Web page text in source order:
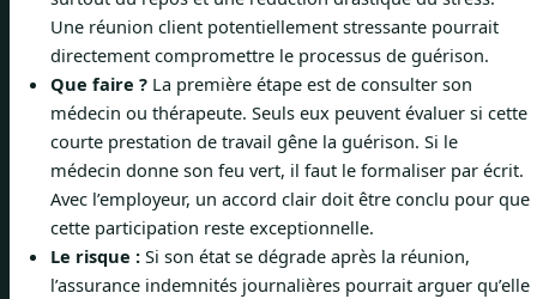
Une réunion client potentiellement stressante pourrait
directement compromettre le processus de guérison.
Que faire ? La première étape est de consulter son
médecin ou thérapeute. Seuls eux peuvent évaluer si cette
courte prestation de travail gêne la guérison. Si le
médecin donne son feu vert, il faut le formaliser par écrit.
Avec l’employeur, un accord clair doit être conclu pour que
cette participation reste exceptionnelle.
Le risque : Si son état se dégrade après la réunion,
l’assurance indemnités journalières pourrait arguer qu’elle